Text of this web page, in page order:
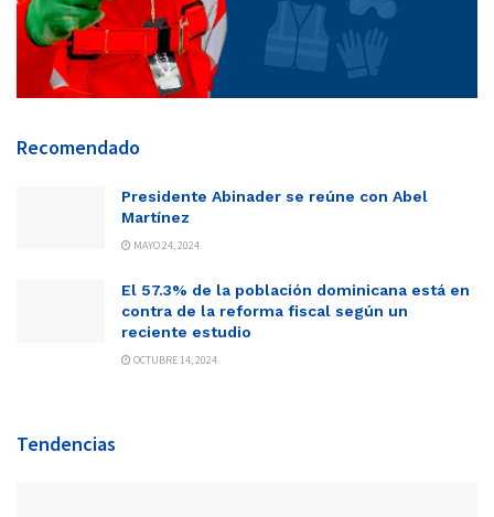
Recomendado
Presidente Abinader se reúne con Abel
Martínez
MAYO 24, 2024
El 57.3% de la población dominicana está en
contra de la reforma fiscal según un
reciente estudio
OCTUBRE 14, 2024
Tendencias